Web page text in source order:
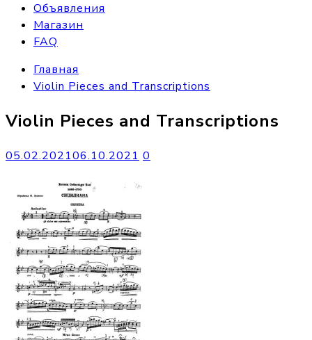
Объявления
Магазин
FAQ
Главная
Violin Pieces and Transcriptions
Violin Pieces and Transcriptions
05.02.202106.10.2021 0